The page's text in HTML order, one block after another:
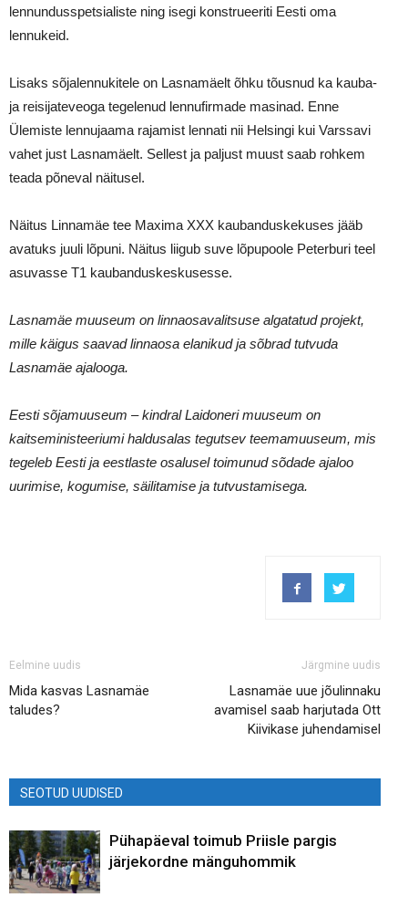
lennundusspetsialiste ning isegi konstrueeriti Eesti oma
lennukeid.
Lisaks sõjalennukitele on Lasnamäelt õhku tõusnud ka kauba-
ja reisijateveoga tegelenud lennufirmade masinad. Enne
Ülemiste lennujaama rajamist lennati nii Helsingi kui Varssavi
vahet just Lasnamäelt. Sellest ja paljust muust saab rohkem
teada põneval näitusel.
Näitus Linnamäe tee Maxima XXX kaubanduskekuses jääb
avatuks juuli lõpuni. Näitus liigub suve lõpupoole Peterburi teel
asuvasse T1 kaubanduskeskusesse.
Lasnamäe muuseum on linnaosavalitsuse algatatud projekt,
mille käigus saavad linnaosa elanikud ja sõbrad tutvuda
Lasnamäe ajalooga.
Eesti sõjamuuseum – kindral Laidoneri muuseum on
kaitseministeeriumi haldusalas tegutsev teemamuuseum, mis
tegeleb Eesti ja eestlaste osalusel toimunud sõdade ajaloo
uurimise, kogumise, säilitamise ja tutvustamisega.
Eelmine uudis
Mida kasvas Lasnamäe
taludes?
Järgmine uudis
Lasnamäe uue jõulinnaku
avamisel saab harjutada Ott
Kiivikase juhendamisel
SEOTUD UUDISED
Pühapäeval toimub Priisle pargis
järjekordne mänguhommik